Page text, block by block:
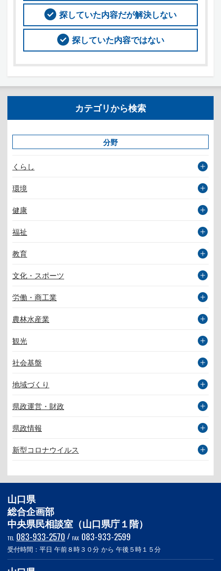
探していた内容だが解決しない
探していた内容ではない
カテゴリから検索
分野
くらし
環境
健康
福祉
教育
文化・スポーツ
労働・商工業
農林水産業
観光
社会基盤
地域づくり
県政運営・財政
県政情報
新型コロナウイルス
山口県
総合企画部
中央県民相談室（山口県庁１階）
TEL 083-933-2570 / FAX 083-933-2599
受付時間：平日 午前８時３０分 から 午後５時１５分